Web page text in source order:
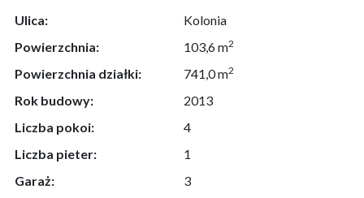
Ulica:
Kolonia
Powierzchnia:
103,6 m2
Powierzchnia działki: 741,0 m2
Rok budowy:
2013
Liczba pokoi:
4
Liczba pieter:
1
Garaż:
3